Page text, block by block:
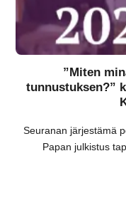
”Miten
tunnustuksen?”
Seuranan järjestämä
Papan julkistus